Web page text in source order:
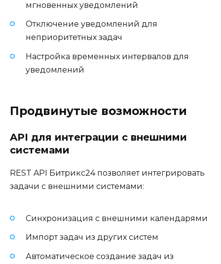
мгновенных уведомлений
Отключение уведомлений для
неприоритетных задач
Настройка временных интервалов для
уведомлений
Продвинутые возможности
API для интеграции с внешними
системами
REST API Битрикс24 позволяет интегрировать
задачи с внешними системами:
Синхронизация с внешними календарями
Импорт задач из других систем
Автоматическое создание задач из